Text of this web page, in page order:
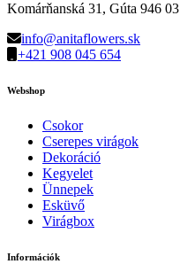
Komárňanská 31, Gúta 946 03
info@anitaflowers.sk
+421 908 045 654
Webshop
Csokor
Cserepes virágok
Dekoráció
Kegyelet
Ünnepek
Esküvő
Virágbox
Információk